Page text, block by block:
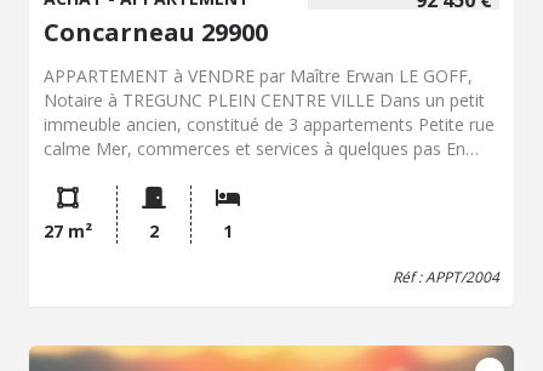
Concarneau 29900
APPARTEMENT à VENDRE par Maître Erwan LE GOFF,
Notaire à TREGUNC PLEIN CENTRE VILLE Dans un petit
immeuble ancien, constitué de 3 appartements Petite rue
calme Mer, commerces et services à quelques pas En
habitables, comprenant : - Une cuisine aménagée et
équipée avec petit coin salon ( 13,35 m2 ) - Une chambre
( 11,46 m2 ) - Une salle d'eau ( douche, vasque sur
meuble, wc ) : 2,24 m Un cellier en commun sur cour
27 m² 2 1
Réf : APPT/2004